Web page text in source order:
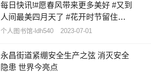
每日快讯!#愿春风带来更多美好 #又到
人间最美四月天了 #花开时节留住美
好 #春暖花...
个人图书馆-ldh540 2023-07-01
永昌街道紧绷安全生产之弦 消灭安全
隐患 世界今亮点